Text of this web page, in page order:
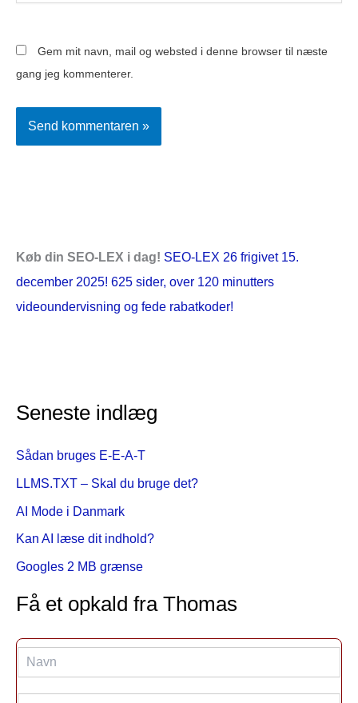
Gem mit navn, mail og websted i denne browser til næste
gang jeg kommenterer.
Køb din SEO-LEX i dag! SEO-LEX 26 frigivet 15.
december 2025! 625 sider, over 120 minutters
videoundervisning og fede rabatkoder!
Seneste indlæg
Sådan bruges E-E-A-T
LLMS.TXT – Skal du bruge det?
AI Mode i Danmark
Kan AI læse dit indhold?
Googles 2 MB grænse
Få et opkald fra Thomas